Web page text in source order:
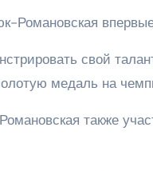
свой
медаль на
также